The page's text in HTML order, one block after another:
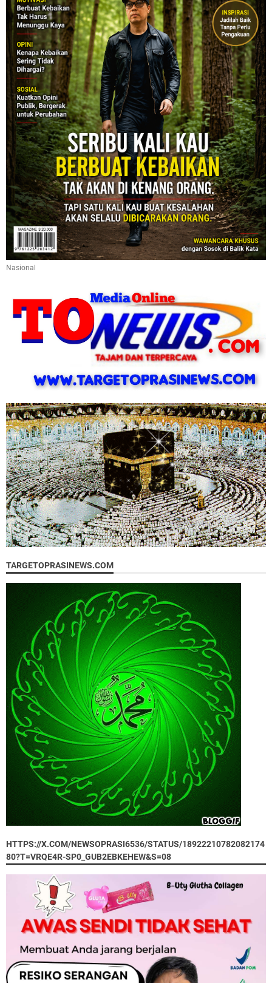
Nasional
TARGETOPRASINEWS.COM
HTTPS://X.COM/NEWSOPRASI6536/STATUS/18922210782082174
80?T=VRQE4R-SP0_GUB2EBKEHEW&S=08